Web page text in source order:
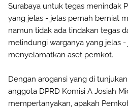
Surabaya untuk tegas menindak
yang jelas - jelas pernah berniat
namun tidak ada tindakan tegas
melindungi warganya yang jelas -
menyelamatkan aset pemkot.
Dengan arogansi yang di
anggota DPRD Komisi A Josiah
mempertanyakan, apakah